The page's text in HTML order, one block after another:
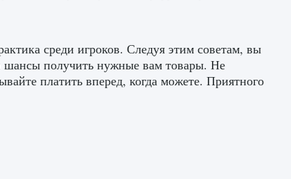
среди игроков. Следуя этим советам, вы
шансы получить нужные вам товары. Не
платить вперед, когда можете. Приятного